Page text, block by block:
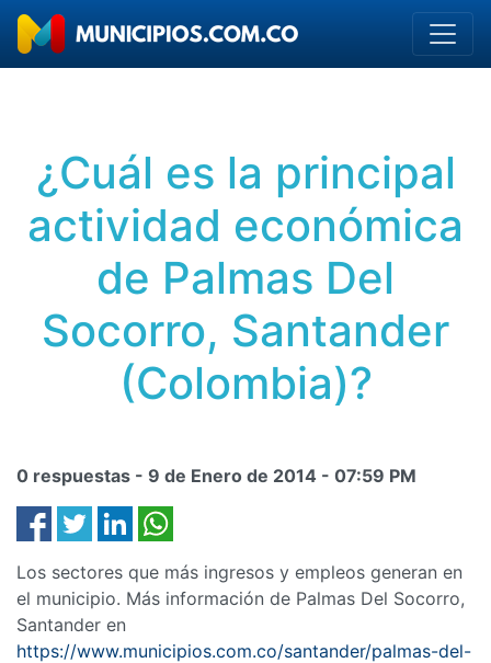
¿Cuál es la principal
actividad económica
de Palmas Del
Socorro, Santander
(Colombia)?
0 respuestas - 9 de Enero de 2014 - 07:59 PM
Los sectores que más ingresos y empleos generan en
el municipio. Más información de Palmas Del Socorro,
Santander en
https://www.municipios.com.co/santander/palmas-del-